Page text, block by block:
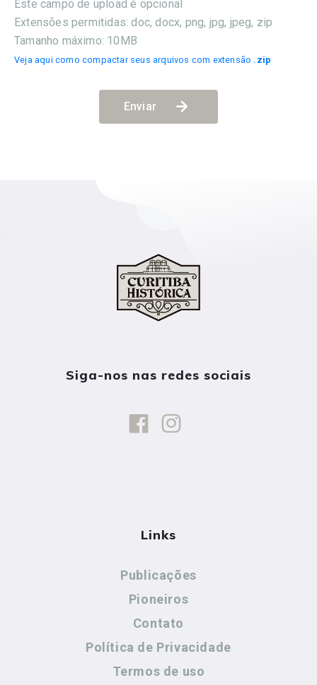
Este campo de upload é opcional
Extensões permitidas: doc, docx, png, jpg, jpeg, zip
Tamanho máximo: 10MB
Veja aqui como compactar seus arquivos com extensão .zip
Enviar
Siga-nos nas redes sociais
Links
Publicações
Pioneiros
Contato
Política de Privacidade
Termos de uso